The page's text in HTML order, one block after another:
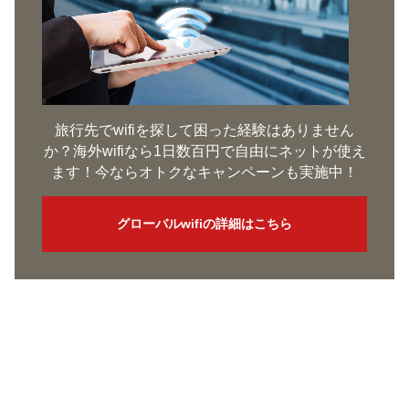
旅行先でwifiを探して困った経験はありません
か？海外wifiなら1日数百円で自由にネットが使え
ます！今ならオトクなキャンペーンも実施中！
グローバルwifiの詳細はこちら